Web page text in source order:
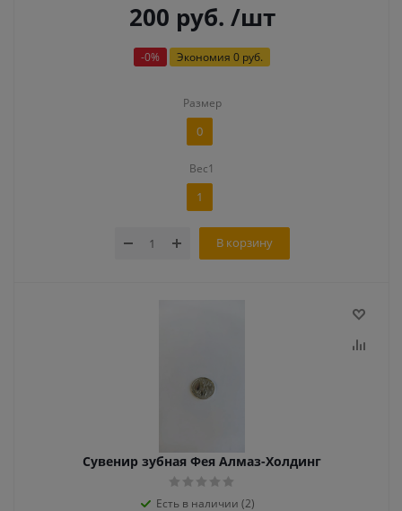
200 руб. /шт
-0% Экономия 0 руб.
Размер
0
Вес1
1
В корзину
Сувенир зубная Фея Алмаз-Холдинг
Есть в наличии (2)